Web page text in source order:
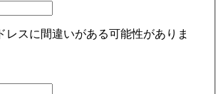
レスに間違いがある可能性がありま